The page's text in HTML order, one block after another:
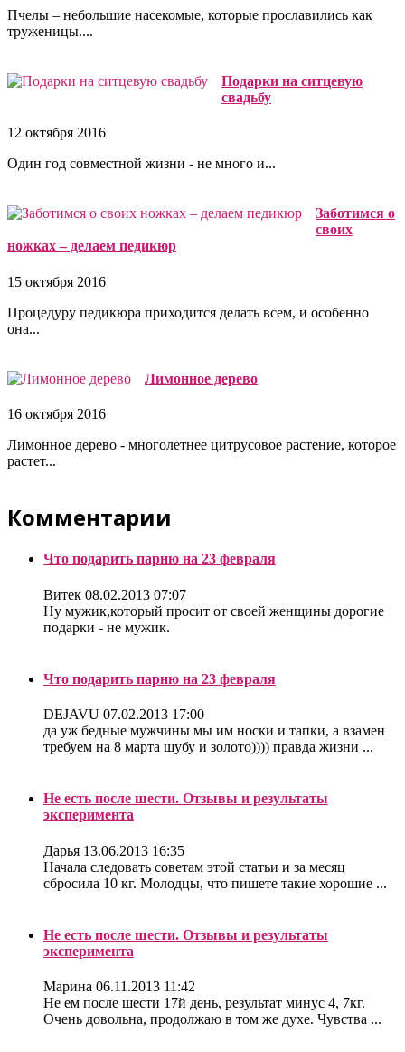
Пчелы – небольшие насекомые, которые прославились как
труженицы....
Подарки на ситцевую
свадьбу
12 октября 2016
Один год совместной жизни - не много и...
Заботимся о
своих
ножках – делаем педикюр
15 октября 2016
Процедуру педикюра приходится делать всем, и особенно
она...
Лимонное дерево
16 октября 2016
Лимонное дерево - многолетнее цитрусовое растение, которое
растет...
Комментарии
Что подарить парню на 23 февраля
Витек 08.02.2013 07:07
Ну мужик,который просит от своей женщины дорогие
подарки - не мужик.
Что подарить парню на 23 февраля
DEJAVU 07.02.2013 17:00
да уж бедные мужчины мы им носки и тапки, а взамен
требуем на 8 марта шубу и золото)))) правда жизни ...
Не есть после шести. Отзывы и результаты
эксперимента
Дарья 13.06.2013 16:35
Начала следовать советам этой статьи и за месяц
сбросила 10 кг. Молодцы, что пишете такие хорошие ...
Не есть после шести. Отзывы и результаты
эксперимента
Марина 06.11.2013 11:42
Не ем после шести 17й день, результат минус 4, 7кг.
Очень довольна, продолжаю в том же духе. Чувства ...